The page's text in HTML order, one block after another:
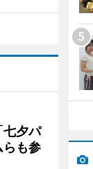
夕パ
も参